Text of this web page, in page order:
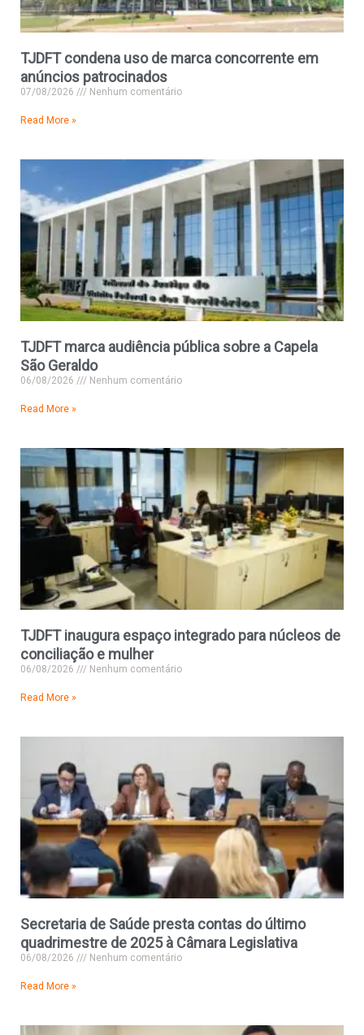
TJDFT condena uso de marca concorrente em
anúncios patrocinados
07/08/2026 Nenhum comentário
Read More »
TJDFT marca audiência pública sobre a Capela
São Geraldo
06/08/2026 Nenhum comentário
Read More »
TJDFT inaugura espaço integrado para núcleos de
conciliação e mulher
06/08/2026 Nenhum comentário
Read More »
Secretaria de Saúde presta contas do último
quadrimestre de 2025 à Câmara Legislativa
06/08/2026 Nenhum comentário
Read More »